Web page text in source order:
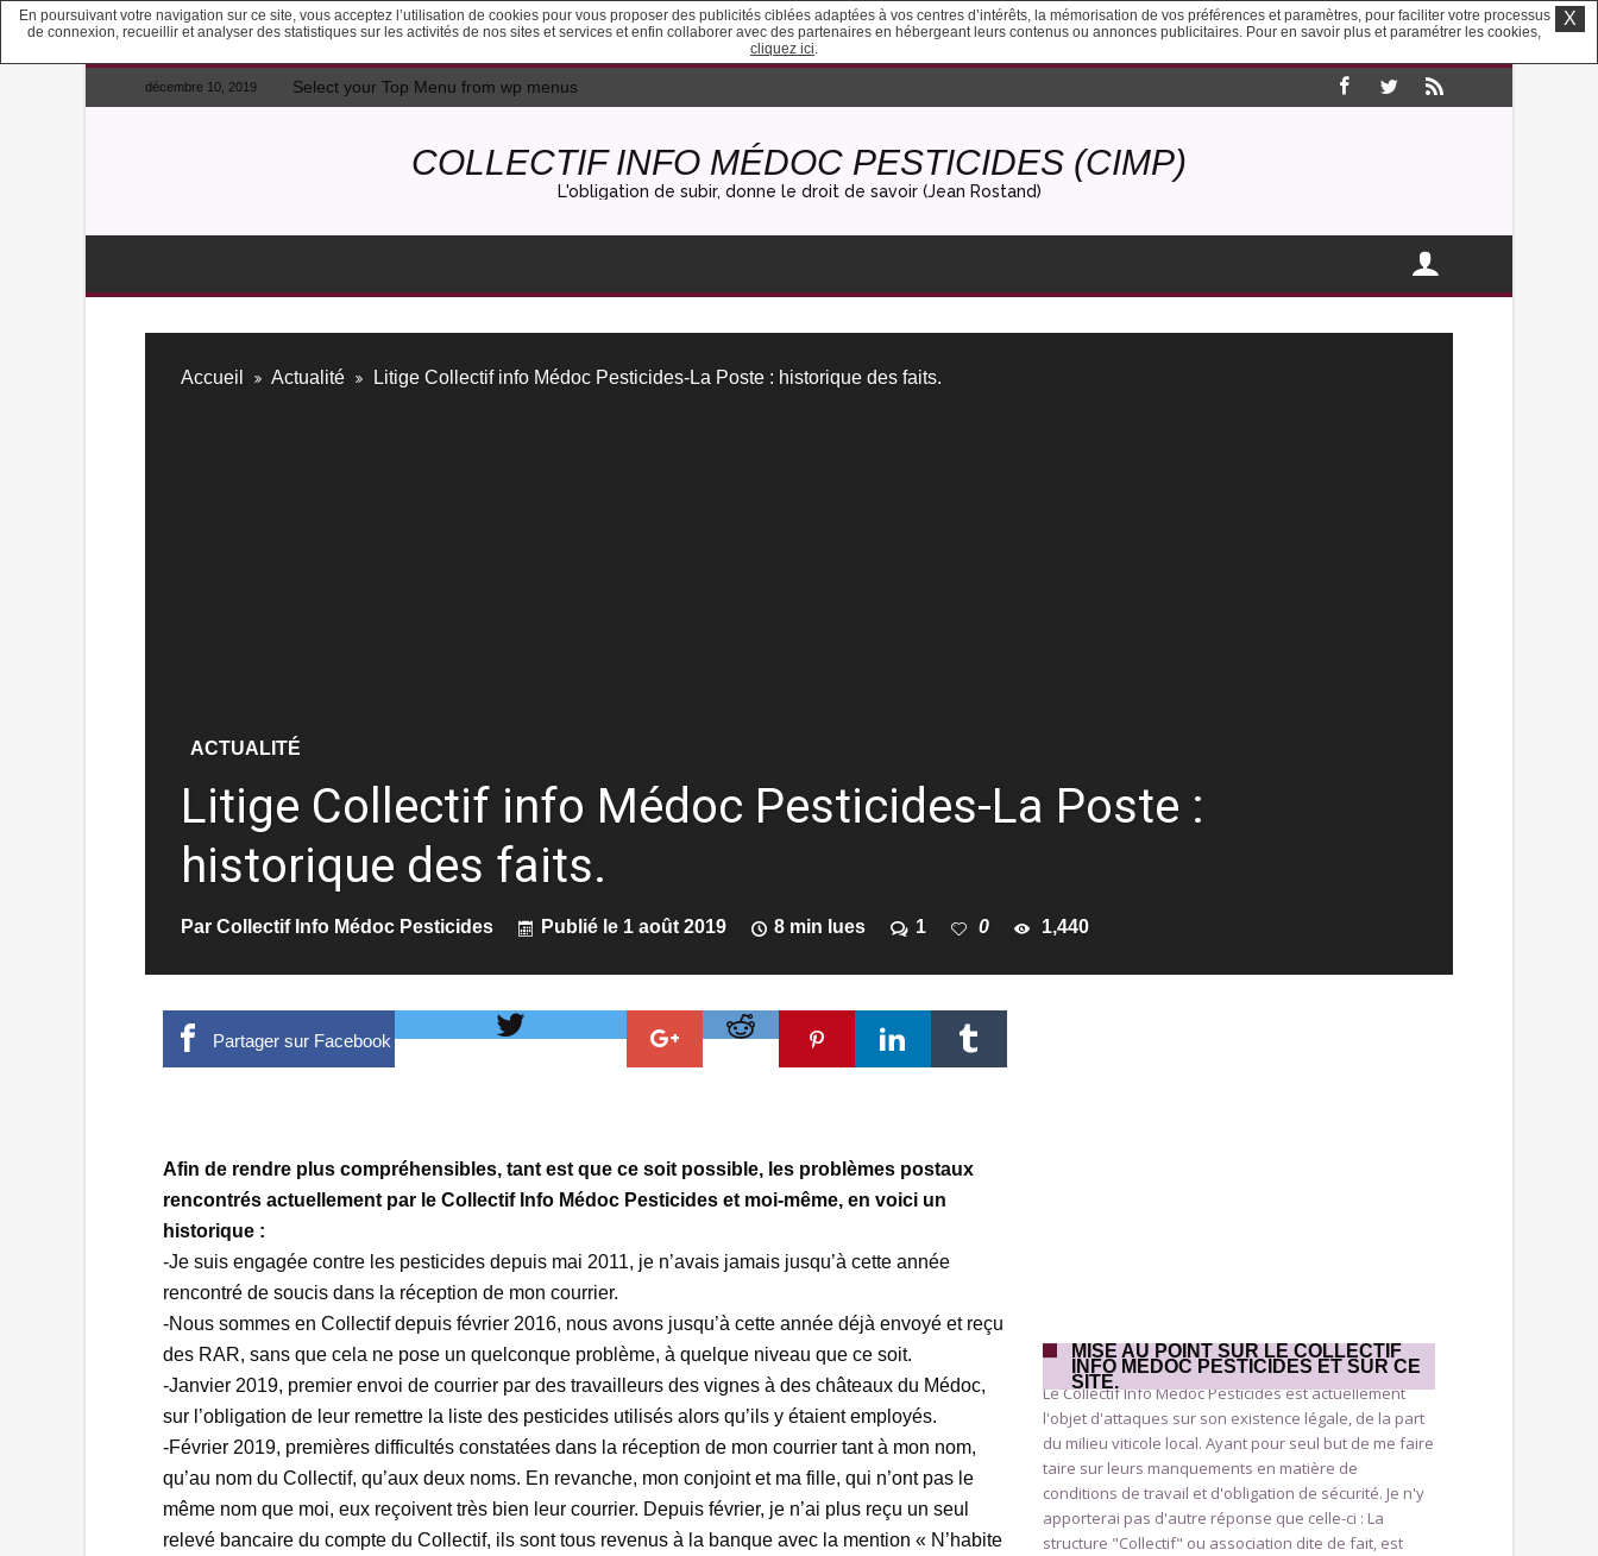
décembre 10, 2019 Select your Top Menu from wp menus
COLLECTIF INFO MÉDOC PESTICIDES (CIMP)
L'obligation de subir, donne le droit de savoir (Jean Rostand)
Accueil Actualité Litige Collectif info Médoc Pesticides-La Poste : historique des faits.
ACTUALITÉ
Litige Collectif info Médoc Pesticides-La Poste :
historique des faits.
Par Collectif Info Médoc Pesticides Publié le 1 août 2019 8 min lues 1 0 1,440
Partager sur Facebook
Afin de rendre plus compréhensibles, tant est que ce soit possible, les problèmes postaux
rencontrés actuellement par le Collectif Info Médoc Pesticides et moi-même, en voici un
historique :
-Je suis engagée contre les pesticides depuis mai 2011, je n’avais jamais jusqu’à cette année
rencontré de soucis dans la réception de mon courrier.
-Nous sommes en Collectif depuis février 2016, nous avons jusqu’à cette année déjà envoyé et reçu
des RAR, sans que cela ne pose un quelconque problème, à quelque niveau que ce soit.
-Janvier 2019, premier envoi de courrier par des travailleurs des vignes à des châteaux du Médoc,
sur l’obligation de leur remettre la liste des pesticides utilisés alors qu’ils y étaient employés.
-Février 2019, premières difficultés constatées dans la réception de mon courrier tant à mon nom,
qu’au nom du Collectif, qu’aux deux noms. En revanche, mon conjoint et ma fille, qui n’ont pas le
même nom que moi, eux reçoivent très bien leur courrier. Depuis février, je n’ai plus reçu un seul
relevé bancaire du compte du Collectif, ils sont tous revenus à la banque avec la mention « N’habite
MISE AU POINT SUR LE COLLECTIF
INFO MÉDOC PESTICIDES ET SUR CE
SITE.
Le Collectif Info Médoc Pesticides est actuellement
l'objet d'attaques sur son existence légale, de la part
du milieu viticole local. Ayant pour seul but de me faire
taire sur leurs manquements en matière de
conditions de travail et d'obligation de sécurité. Je n'y
apporterai pas d'autre réponse que celle-ci : La
structure "Collectif" ou association dite de fait, est
En poursuivant votre navigation sur ce site, vous acceptez l’utilisation de cookies pour vous proposer des publicités ciblées adaptées à vos centres d’intérêts, la mémorisation de vos préférences et paramètres, pour faciliter votre processus
de connexion, recueillir et analyser des statistiques sur les activités de nos sites et services et enfin collaborer avec des partenaires en hébergeant leurs contenus ou annonces publicitaires. Pour en savoir plus et paramétrer les cookies,
cliquez ici.
X